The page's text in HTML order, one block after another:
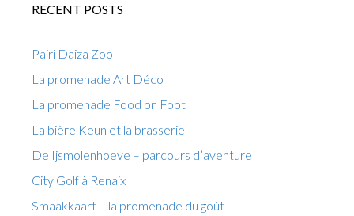
RECENT POSTS
Pairi Daiza Zoo
La promenade Art Déco
La promenade Food on Foot
La bière Keun et la brasserie
De Ijsmolenhoeve – parcours d’aventure
City Golf à Renaix
Smaakkaart – la promenade du goût